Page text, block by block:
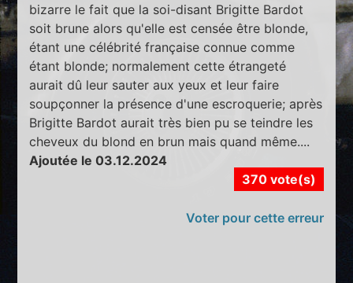
bizarre le fait que la soi-disant Brigitte Bardot
soit brune alors qu'elle est censée être blonde,
étant une célébrité française connue comme
étant blonde; normalement cette étrangeté
aurait dû leur sauter aux yeux et leur faire
soupçonner la présence d'une escroquerie; après
Brigitte Bardot aurait très bien pu se teindre les
cheveux du blond en brun mais quand même....
Ajoutée le 03.12.2024
370 vote(s)
Voter pour cette erreur